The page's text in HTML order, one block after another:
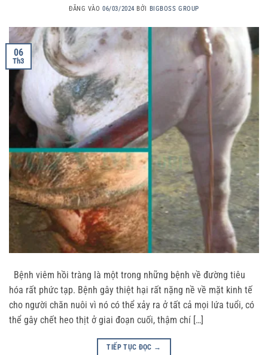
ĐĂNG VÀO06/03/2024 BỞI BIGBOSS GROUP
06
Th3
Bệnh viêm hồi tràng là một trong những bệnh về đường tiêu
hóa rất phức tạp. Bệnh gây thiệt hại rất nặng nề về mặt kinh tế
cho người chăn nuôi vì nó có thể xảy ra ở tất cả mọi lứa tuổi, có
thể gây chết heo thịt ở giai đoạn cuối, thậm chí […]
TIẾP TỤC ĐỌC →